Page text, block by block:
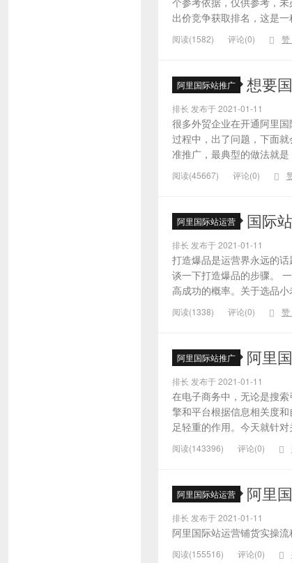
出价竞争获取排名，这是
阅读(1582) 评论(0) 赞
阿里国际站推广 想要
排长 发布于 2021-01-11
很多外贸企业在开通阿里
过程中，出了问题，下面
准推广，最典型的做法就
阅读(45667) 评论(0)
阿里国际站运营 国际
排长 发布于 2021-01-11
打造爆品是运营界永远的
谈一下打造爆品的步骤。
高成功的概率。关于选品
阅读(1338) 评论(0) 赞
阿里国际站推广 阿里
排长 发布于 2021-01-11
在电子商务中，无论是搜
擎和平台根据信息相关度
足轻重的作用。今天就针
阅读(143396) 评论(0)
阿里国际站运营 阿里
排长 发布于 2021-01-11
阿里国际站运营铺货实操流
阅读(155516) 评论(0)